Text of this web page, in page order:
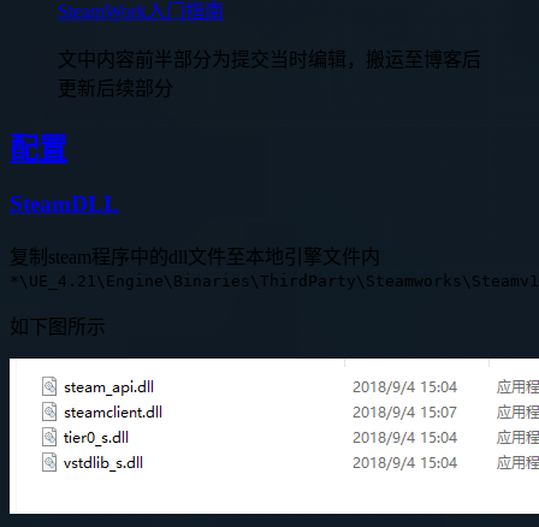
SteamWork入门指南
文中内容前半部分为提交当时编辑，搬运至博客后
更新后续部分
配置
SteamDLL
复制steam程序中的dll文件至本地引擎文件内
如下图所示